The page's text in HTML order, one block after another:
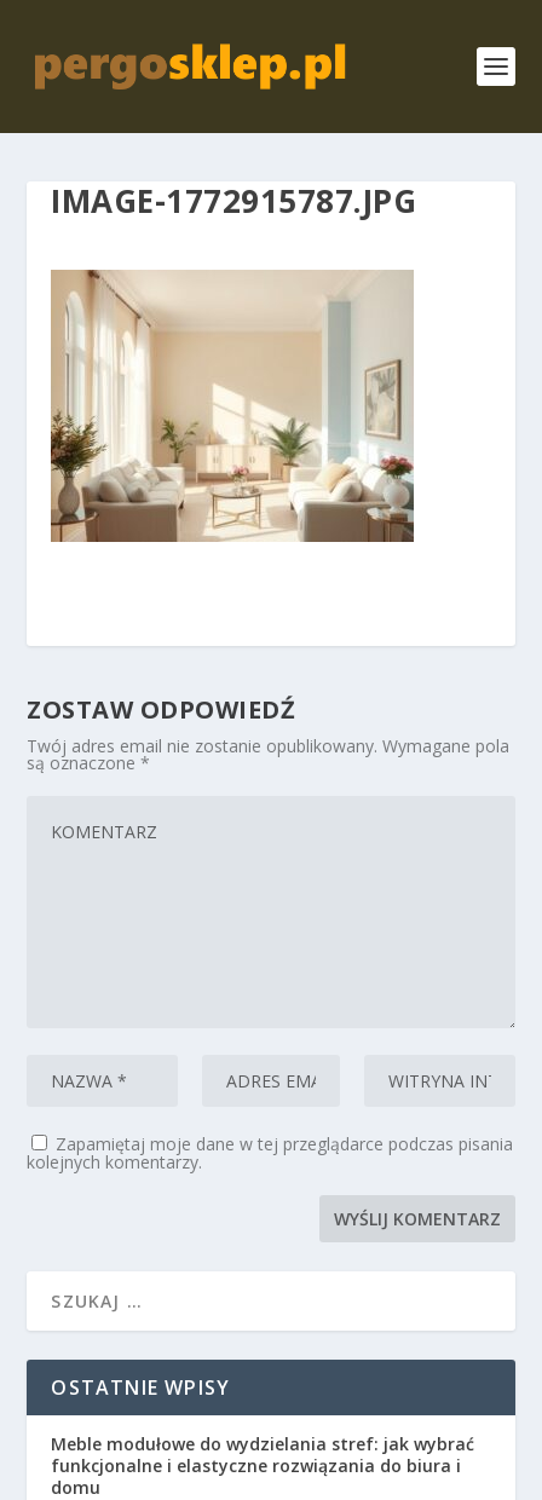
IMAGE-1772915787.JPG
ZOSTAW ODPOWIEDŹ
Twój adres email nie zostanie opublikowany. Wymagane pola
są oznaczone*
Zapamiętaj moje dane w tej przeglądarce podczas pisania
kolejnych komentarzy.
OSTATNIE WPISY
Meble modułowe do wydzielania stref: jak wybrać
funkcjonalne i elastyczne rozwiązania do biura i
domu